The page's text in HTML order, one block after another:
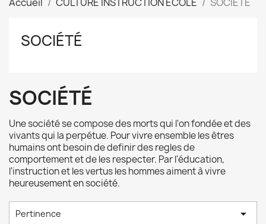
SOCIÉTÉ
SOCIÉTÉ
Une société se compose des morts qui l'on fondée et des
vivants qui la perpétue. Pour vivre ensemble les êtres
humains ont besoin de definir des regles de
comportement et de les respecter. Par l'éducation,
l'instruction et les vertus les hommes aiment à vivre
heureusement en société.
Pertinence 